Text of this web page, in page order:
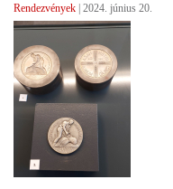
Rendezvények 2024. június 20.